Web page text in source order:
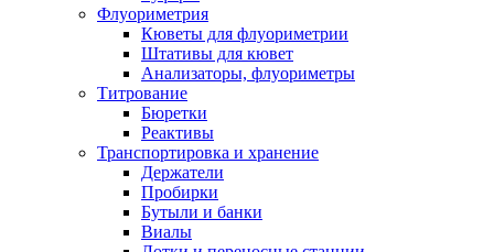
Флуориметрия
Кюветы для флуориметрии
Штативы для кювет
Анализаторы, флуориметры
Титрование
Бюретки
Реактивы
Транспортировка и хранение
Держатели
Пробирки
Бутыли и банки
Виалы